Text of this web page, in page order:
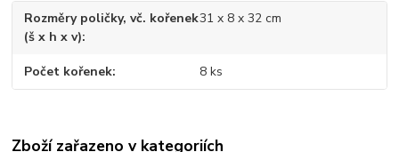
Rozměry poličky, vč. kořenek
(š x h x v)
31 x 8 x 32 cm
Počet kořenek 8 ks
Zboží zařazeno v kategoriích